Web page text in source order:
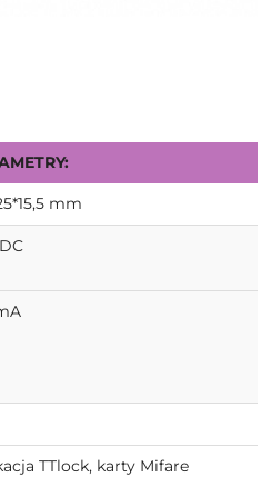
mm
TTlock, karty Mifare